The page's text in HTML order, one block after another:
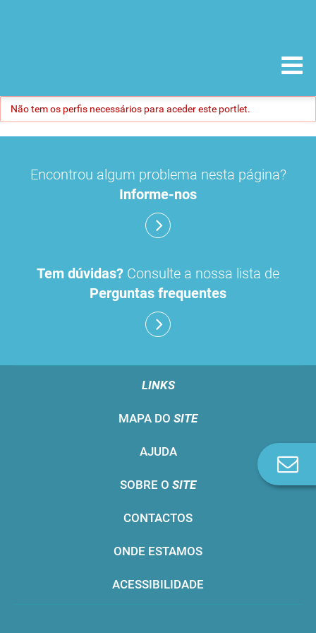
Não tem os perfis necessários para aceder este portlet.
Encontrou algum problema nesta página?
Informe-nos
Tem dúvidas? Consulte a nossa lista de
Perguntas frequentes
LINKS
MAPA DO SITE
AJUDA
SOBRE O SITE
CONTACTOS
ONDE ESTAMOS
ACESSIBILIDADE